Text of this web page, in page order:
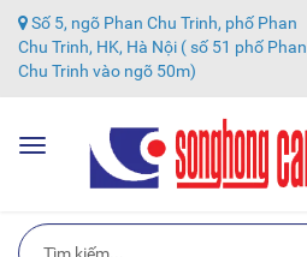
Số 5, ngõ Phan Chu Trinh, phố Phan
Chu Trinh, HK, Hà Nội ( số 51 phố Phan
Chu Trinh vào ngõ 50m)
Toggle
navigation